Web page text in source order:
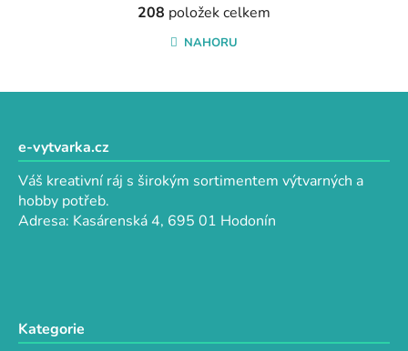
v
l
a
p
r
k
s
á
k
á
208 položek celkem
NAHORU
e-vytvarka.cz
Váš kreativní ráj s širokým sortimentem výtvarných a
hobby potřeb.
Adresa: Kasárenská 4, 695 01 Hodonín
Kategorie